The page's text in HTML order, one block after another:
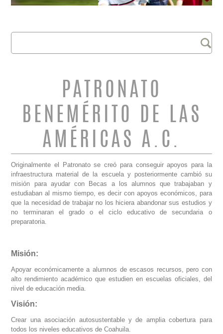
FORMULARIO DE
BÚSQUEDA
Buscar
PATRONATO
BENEMÉRITO DE LAS
AMÉRICAS A.C.
Originalmente el Patronato se creó para conseguir apoyos para la
infraestructura material de la escuela y posteriormente cambió su
misión para ayudar con Becas a los alumnos que trabajaban y
estudiaban al mismo tiempo, es decir con apoyos económicos, para
que la necesidad de trabajar no los hiciera abandonar sus estudios y
no terminaran el grado o el ciclo educativo de secundaria o
preparatoria.
Misión:
Apoyar económicamente a alumnos de escasos recursos, pero con
alto rendimiento académico que estudien en escuelas oficiales, del
nivel de educación media.
Visión:
Crear una asociación autosustentable y de amplia cobertura para
todos los niveles educativos de Coahuila.